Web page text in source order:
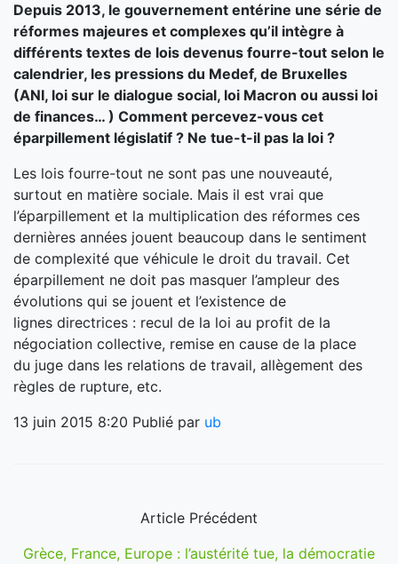
Depuis 2013, le gouvernement entérine une série de
réformes majeures et complexes qu’il intègre à
différents textes de lois devenus fourre-tout selon le
calendrier, les pressions du Medef, de Bruxelles
(ANI, loi sur le dialogue social, loi Macron ou aussi loi
de finances… ) Comment percevez-vous cet
éparpillement législatif ? Ne tue-t-il pas la loi ?
Les lois fourre-tout ne sont pas une nouveauté,
surtout en matière sociale. Mais il est vrai que
l’éparpillement et la multiplication des réformes ces
dernières années jouent beaucoup dans le sentiment
de complexité que véhicule le droit du travail. Cet
éparpillement ne doit pas masquer l’ampleur des
évolutions qui se jouent et l’existence de
lignes directrices : recul de la loi au profit de la
négociation collective, remise en cause de la place
du juge dans les relations de travail, allègement des
règles de rupture, etc.
13 juin 2015 8:20 Publié par ub
Article Précédent
Grèce, France, Europe : l’austérité tue, la démocratie